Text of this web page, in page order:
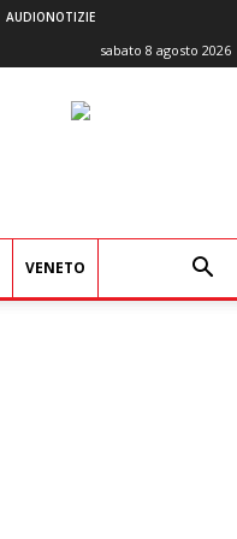
AUDIONOTIZIE
sabato 8 agosto 2026
VENETO